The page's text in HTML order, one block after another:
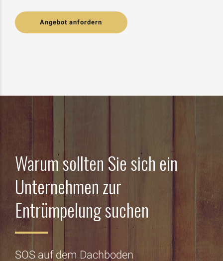
Angebot anfordern
Warum sollten Sie sich ein
Unternehmen zur
Entrümpelung suchen
SOS auf dem Dachboden